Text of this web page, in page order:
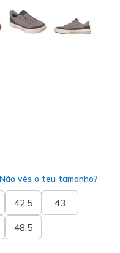
Não vês o teu tamanho?
42.5 43
48.5